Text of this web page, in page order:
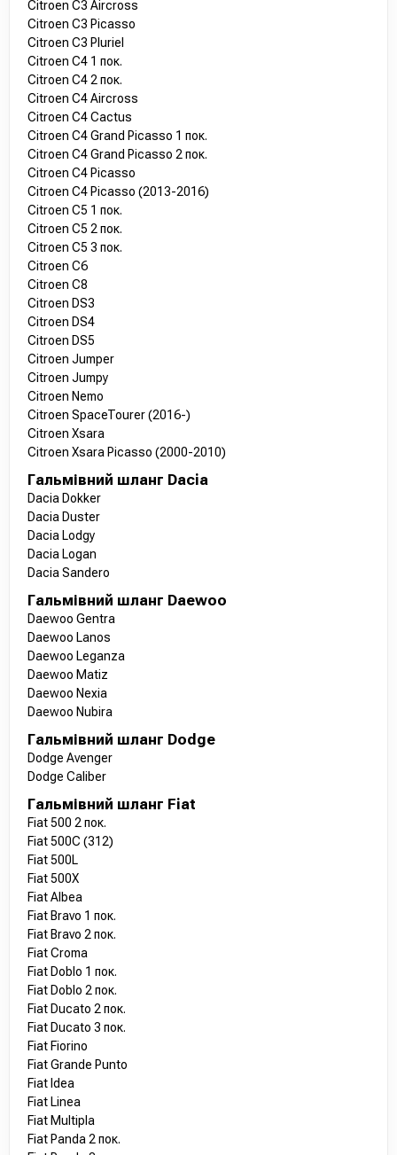
Citroen C3 Aircross
Citroen C3 Picasso
Citroen C3 Pluriel
Citroen C4 1 пок.
Citroen C4 2 пок.
Citroen C4 Aircross
Citroen C4 Cactus
Citroen C4 Grand Picasso 1 пок.
Citroen C4 Grand Picasso 2 пок.
Citroen C4 Picasso
Citroen C4 Picasso (2013-2016)
Citroen C5 1 пок.
Citroen C5 2 пок.
Citroen C5 3 пок.
Citroen C6
Citroen C8
Citroen DS3
Citroen DS4
Citroen DS5
Citroen Jumper
Citroen Jumpy
Citroen Nemo
Citroen SpaceTourer (2016-)
Citroen Xsara
Citroen Xsara Picasso (2000-2010)
Гальмівний шланг Dacia
Dacia Dokker
Dacia Duster
Dacia Lodgy
Dacia Logan
Dacia Sandero
Гальмівний шланг Daewoo
Daewoo Gentra
Daewoo Lanos
Daewoo Leganza
Daewoo Matiz
Daewoo Nexia
Daewoo Nubira
Гальмівний шланг Dodge
Dodge Avenger
Dodge Caliber
Гальмівний шланг Fiat
Fiat 500 2 пок.
Fiat 500C (312)
Fiat 500L
Fiat 500X
Fiat Albea
Fiat Bravo 1 пок.
Fiat Bravo 2 пок.
Fiat Croma
Fiat Doblo 1 пок.
Fiat Doblo 2 пок.
Fiat Ducato 2 пок.
Fiat Ducato 3 пок.
Fiat Fiorino
Fiat Grande Punto
Fiat Idea
Fiat Linea
Fiat Multipla
Fiat Panda 2 пок.